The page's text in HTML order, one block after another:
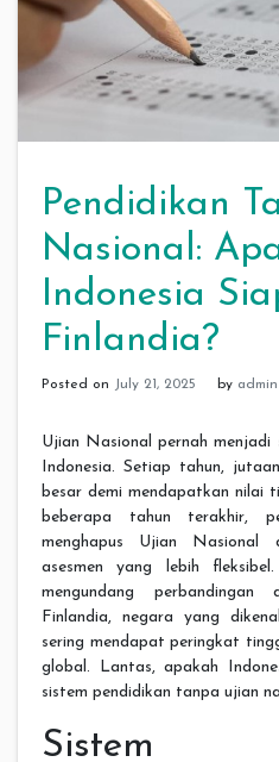
Pendidikan
Nasional:
Indonesia
Finlandia?
Posted on July 21, 2025 by admin
Ujian Nasional pernah
Indonesia. Setiap tahun,
besar demi mendapatkan nilai
beberapa tahun terakhir,
menghapus Ujian Nasional
asesmen yang lebih fleksibel.
mengundang perbandingan
Finlandia, negara yang
sering mendapat peringkat
global. Lantas, apakah
sistem pendidikan tanpa ujian
Sistem